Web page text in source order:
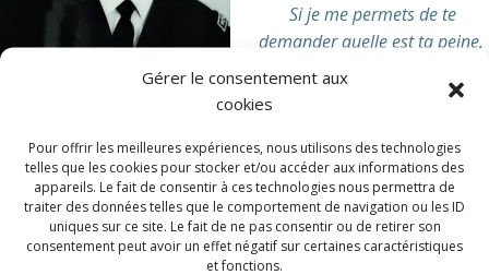
Gérer le consentement aux
cookies
Pour offrir les meilleures expériences, nous utilisons des technologies
telles que les cookies pour stocker et/ou accéder aux informations des
appareils. Le fait de consentir à ces technologies nous permettra de
traiter des données telles que le comportement de navigation ou les ID
uniques sur ce site. Le fait de ne pas consentir ou de retirer son
consentement peut avoir un effet négatif sur certaines caractéristiques
et fonctions.
Si je me permets de te
demander quelle est ta peine,
ce n’est pas par indiscrétion
mais bien pour mieux t’aider.
Quand tu m’appelles, j’accours, mais assure-toi de m’avoir
alerté par les voies les plus rapides et les plus sûres.
Les minutes d’attente te paraîtront longues, très longues, dans
ta détresse pardonne mon apparente lenteur[1]. »